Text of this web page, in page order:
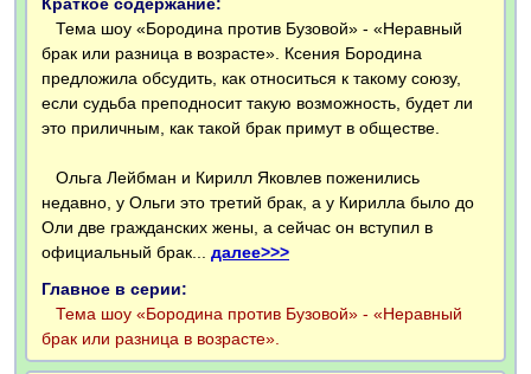
Краткое содержание:
Тема шоу «Бородина против Бузовой» - «Неравный
брак или разница в возрасте». Ксения Бородина
предложила обсудить, как относиться к такому союзу,
если судьба преподносит такую возможность, будет ли
это приличным, как такой брак примут в обществе.
Ольга Лейбман и Кирилл Яковлев поженились
недавно, у Ольги это третий брак, а у Кирилла было до
Оли две гражданских жены, а сейчас он вступил в
официальный брак... далее>>>
Главное в серии:
Тема шоу «Бородина против Бузовой» - «Неравный
брак или разница в возрасте».